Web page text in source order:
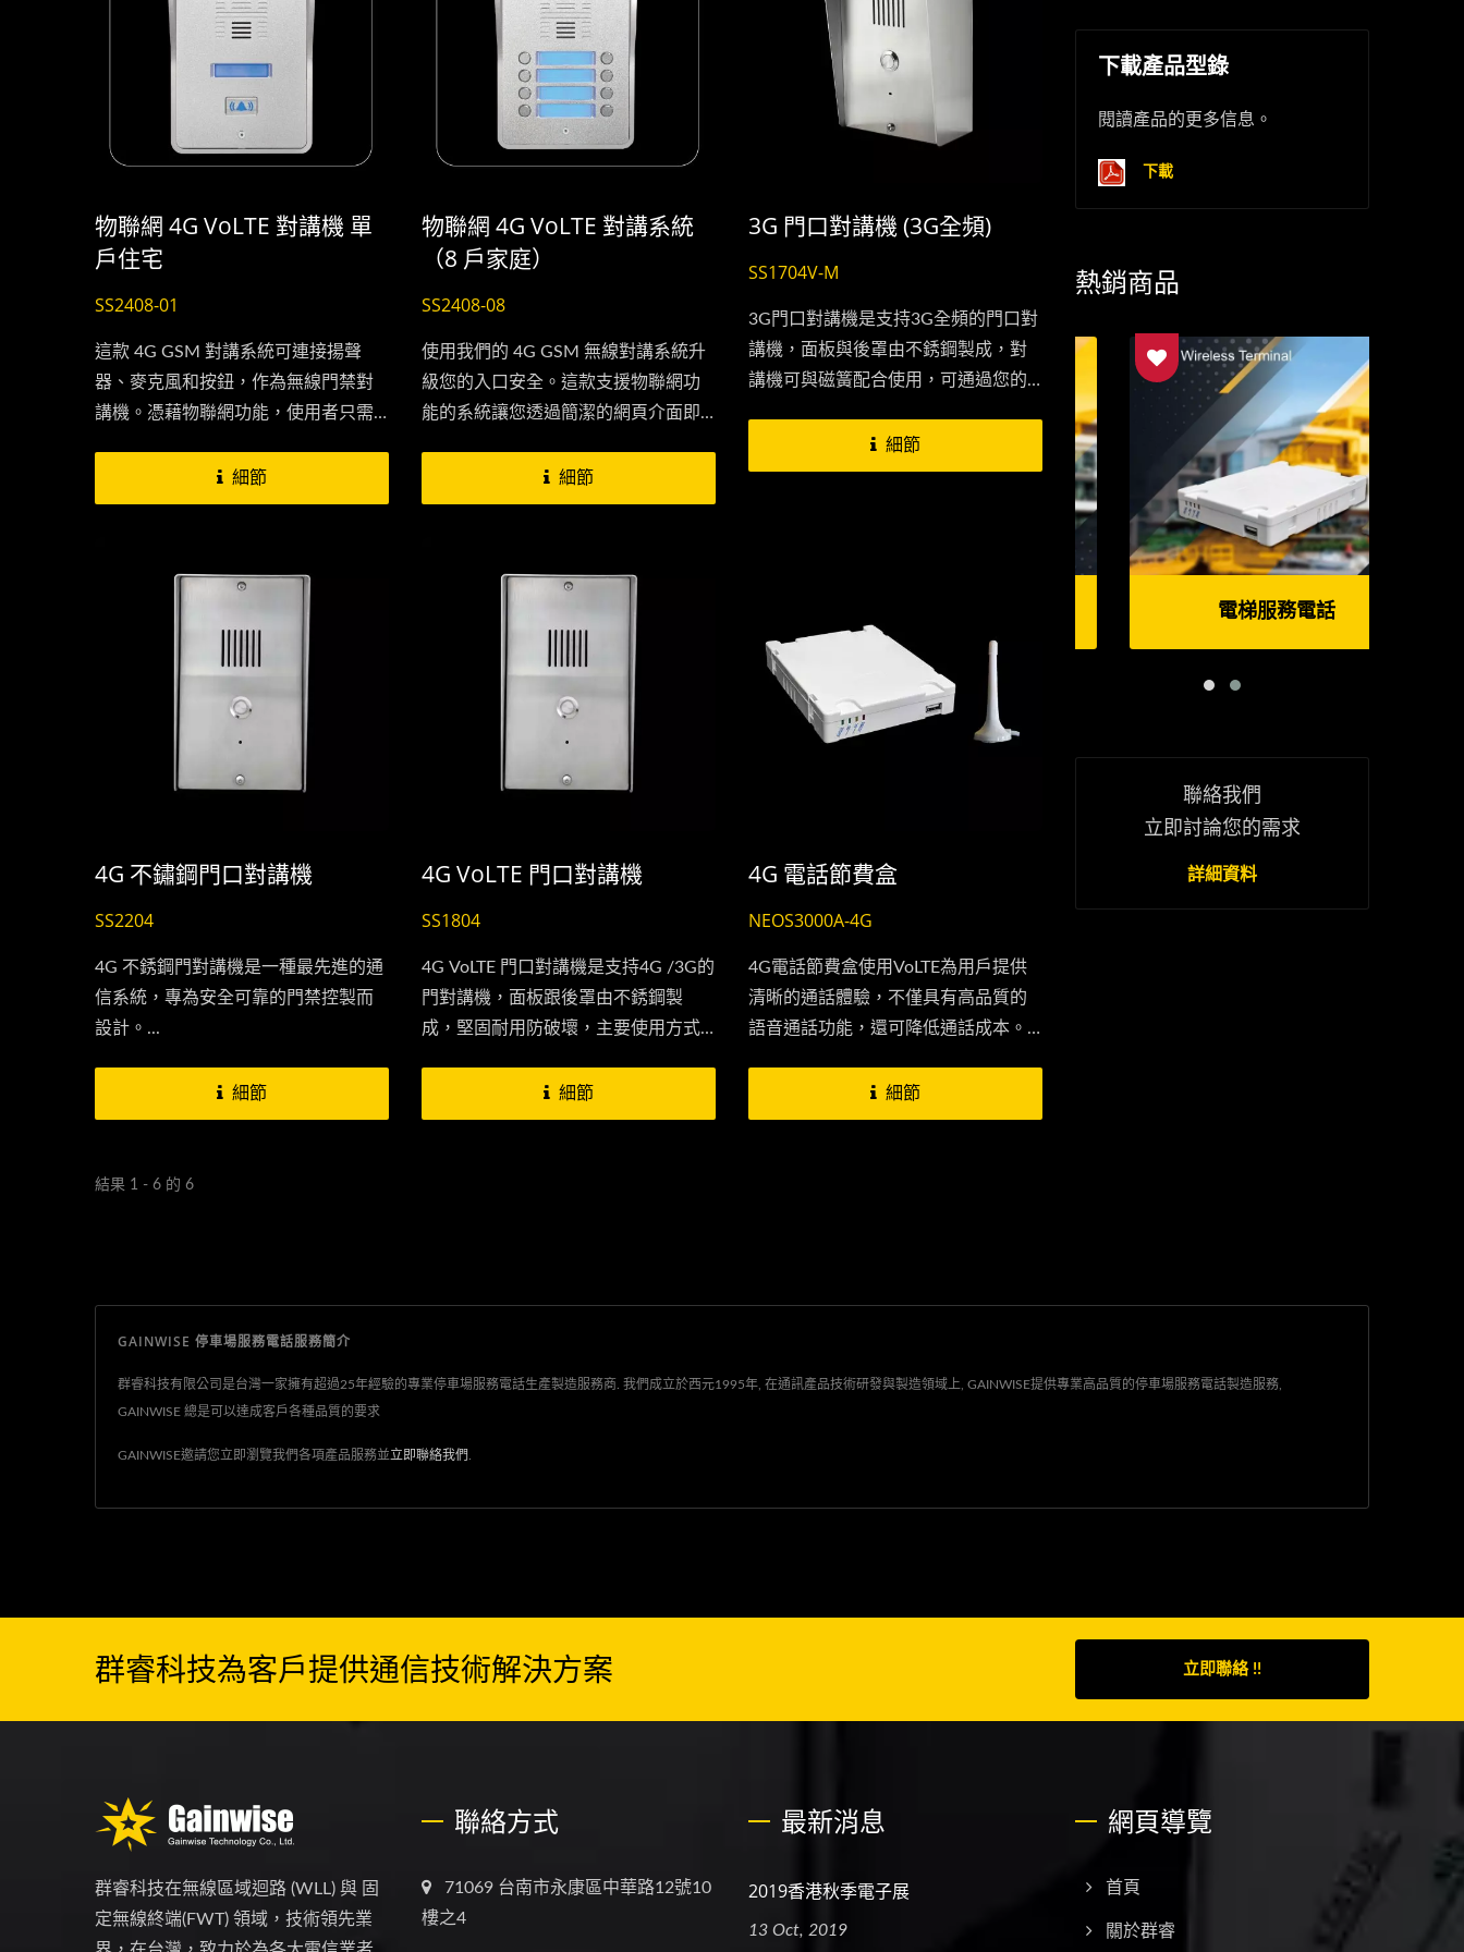
物聯網 4G VoLTE 對講機 單
戶住宅
SS2408-01
這款 4G GSM 對講系統可連接揚聲
器、麥克風和按鈕，作為無線門禁對
講機。憑藉物聯網功能，使用者只需
置撥出號碼和設定授權的門禁號碼，
從而可以直接用手機打開大門，無需
細節
物聯網 4G VoLTE 對講系統
（8 戶家庭）
SS2408-08
使用我們的 4G GSM 無線對講系統升
級您的入口安全。這款支援物聯網功
能的系統讓您透過簡潔的網頁介面即
置、管理授權號碼並設定撥出電話。
告別傳統的遙控器；現在，您可以直
細節
3G 門口對講機 (3G全頻)
SS1704V-M
3G門口對講機是支持3G全頻的門口對
講機，面板與後罩由不銹鋼製成，對
講機可與磁簧配合使用，可通過您的
庫出入口，當觸發磁簧3G門口對講機
會立即發送SMS(簡訊)到您的手機，讓
細節
4G 不鏽鋼門口對講機
SS2204
4G 不銹鋼門對講機是一種最先進的通
信系統，專為安全可靠的門禁控製而
設計。...
細節
4G VoLTE 門口對講機
SS1804
4G VoLTE 門口對講機是支持4G /3G的
門對講機，面板跟後罩由不銹鋼製
成，堅固耐用防破壞，主要使用方式
統電話或老人機。...細節
4G 電話節費盒
NEOS3000A-4G
4G電話節費盒使用VoLTE為用戶提供
清晰的通話體驗，不僅具有高品質的
語音通話功能，還可降低通話成本。
因為VoLTE固定無線終端透過LTE網絡
實現通話，使安裝和使用變得簡單且
細節
結果 1 - 6 的 6
下載產品型錄
閱讀產品的更多信息。
下載
熱銷商品
影像門口對講機 電梯服務電話
聯絡我們
立即討論您的需求
詳細資料
GAINWISE 停車場服務電話服務簡介
群睿科技有限公司是台灣一家擁有超過25年經驗的專業停車場服務電話生產製造服務商. 我們成立於西元1995年, 在通訊產品技術研發與製造領域上, GAINWISE提供專業高品質的停車場服務電話製造服務,
GAINWISE 總是可以達成客戶各種品質的要求
GAINWISE邀請您立即瀏覽我們各項產品服務並立即聯絡我們
群睿科技為客戶提供通信技術解決方案 立即聯絡 !!
群睿科技在無線區域迴路 (WLL) 與 固
定無線終端(FWT) 領域，技術領先業
聯絡方式
71069 台南市永康區中華路12號10
樓之4
最新消息
2019香港秋季電子展
13 Oct, 2019
網頁導覽
首頁
關於群睿